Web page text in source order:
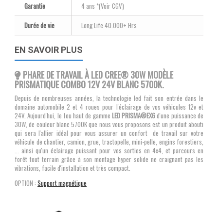
Garantie
4 ans *(Voir CGV)
Durée de vie
Long Life 40.000+ Hrs
EN SAVOIR PLUS
PHARE DE TRAVAIL À LED CREE® 30W MODÈLE
PRISMATIQUE COMBO 12V 24V BLANC 5700K.
Depuis de nombreuses années, la technologie led fait son entrée dans le
domaine automobile 2 et 4 roues pour l'éclairage de vos véhicules 12v et
24V. Aujourd'hui, le feu haut de gamme LED PRISMA®EX6d'une puissance de
30W, de couleur blanc 5700K que nous vous proposons est un produit abouti
qui sera l'allier idéal pour vous assurer un confort de travail sur votre
véhicule de chantier, camion, grue, tractopelle, mini-pelle, engins forestiers,
... ainsi qu'un éclairage puissant pour vos sorties en 4x4, et parcours en
forêt tout terrain grâce à son montage hyper solide ne craignant pas les
vibrations, facile d'installation et très compact.
OPTION : Support magnétique